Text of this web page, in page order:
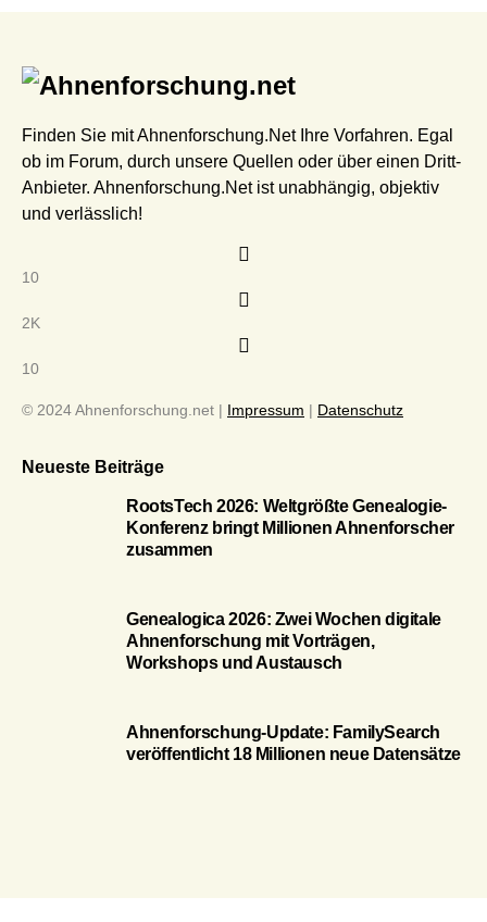
Finden Sie mit Ahnenforschung.Net Ihre Vorfahren. Egal
ob im Forum, durch unsere Quellen oder über einen Dritt-
Anbieter. Ahnenforschung.Net ist unabhängig, objektiv
und verlässlich!
10
2K
10
© 2024 Ahnenforschung.net | Impressum | Datenschutz
Neueste Beiträge
RootsTech 2026: Weltgrößte Genealogie-
Konferenz bringt Millionen Ahnenforscher
zusammen
Genealogica 2026: Zwei Wochen digitale
Ahnenforschung mit Vorträgen,
Workshops und Austausch
Ahnenforschung-Update: FamilySearch
veröffentlicht 18 Millionen neue Datensätze